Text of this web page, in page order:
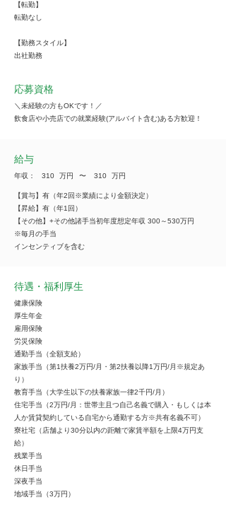
【転勤】
転勤なし
【勤務スタイル】
出社勤務
応募資格
＼未経験の方もOKです！／
飲食店や小売店での就業経験(アルバイト含む)ある方歓迎！
給与
年収： 310 万円 ​〜 310 万円
【賞与】有（年2回※業績により金額決定）
【昇給】有（年1回）
【その他】+その他諸手当初年度想定年収 300～530万円
※毎月の手当
インセンティブを含む
待遇・福利厚生
健康保険
厚生年金
雇用保険
労災保険
通勤手当（全額支給）
家族手当（第1扶養2万円/月・第2扶養以降1万円/月※規定あ
り）
教育手当（大学生以下の扶養家族一律2千円/月）
住宅手当（2万円/月：世帯主且つ自己名義で購入・もしくは本
人か賃貸契約している自宅から通勤する方※共有名義不可）
寮社宅（店舗より30分以内の距離で家賃半額を上限4万円支
給）
残業手当
休日手当
深夜手当
地域手当（3万円）